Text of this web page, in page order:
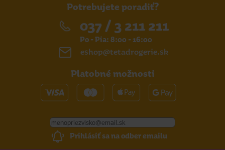
Potrebujete poradiť?
037 / 3 211 211
Po - Pia: 8:00 - 16:00
eshop@tetadrogerie.sk
Platobné možnosti
Prihlásiť sa na odber emailu